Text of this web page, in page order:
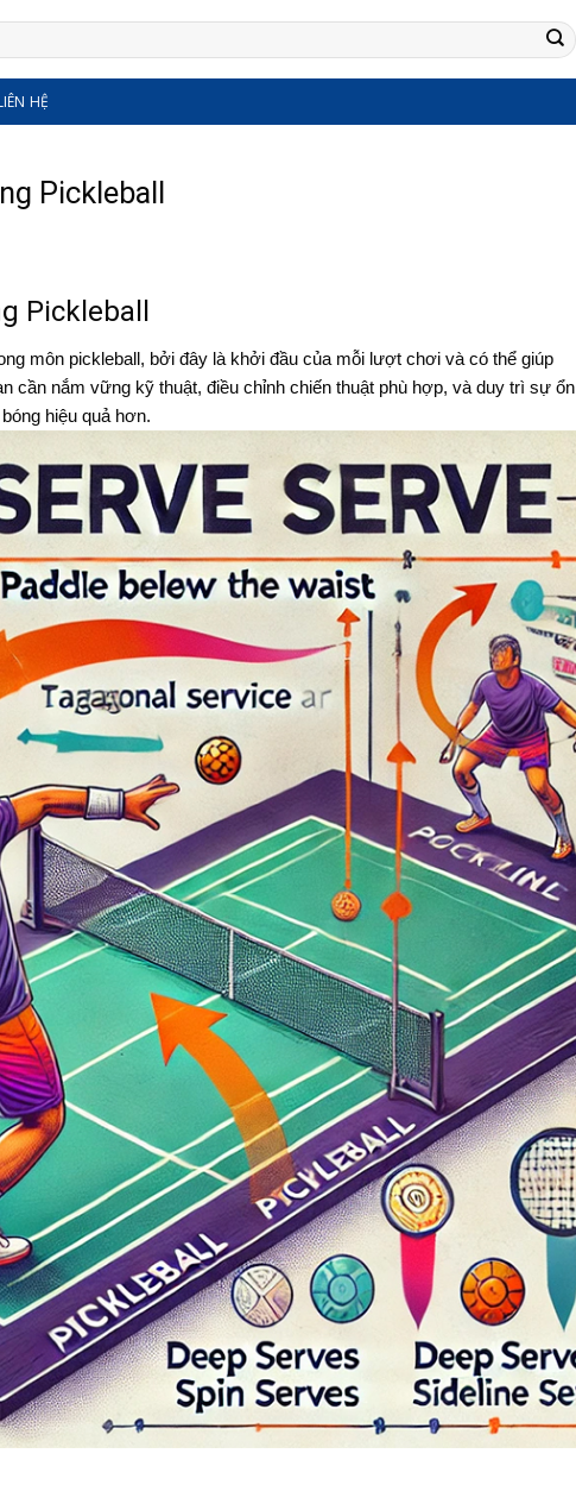
HỆ
Pickleball
Pickleball
môn pickleball, bởi đây là khởi đầu của mỗi lượt chơi và có thể giúp
cần nắm vững kỹ thuật, điều chỉnh chiến thuật phù hợp, và duy trì sự ổn
hiệu quả hơn.